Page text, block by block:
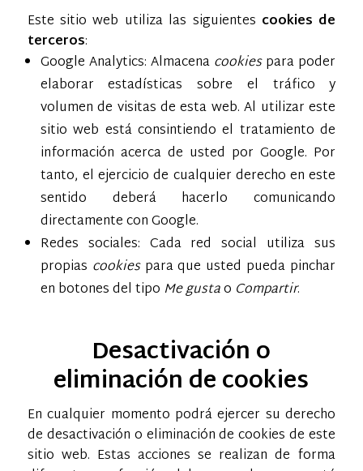
Este sitio web utiliza las siguientes cookies de
terceros:
Google Analytics: Almacena cookies para poder
elaborar estadísticas sobre el tráfico y
volumen de visitas de esta web. Al utilizar este
sitio web está consintiendo el tratamiento de
información acerca de usted por Google. Por
tanto, el ejercicio de cualquier derecho en este
sentido deberá hacerlo comunicando
directamente con Google.
Redes sociales: Cada red social utiliza sus
propias cookies para que usted pueda pinchar
en botones del tipo Me gustao Compartir.
Desactivación o
eliminación de cookies
En cualquier momento podrá ejercer su derecho
de desactivación o eliminación de cookies de este
sitio web. Estas acciones se realizan de forma